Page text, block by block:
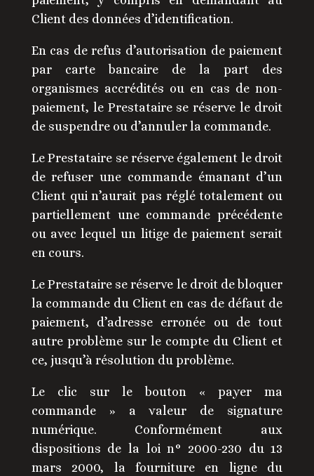
Client des données d’identification.
En cas de refus d’autorisation de paiement
par carte bancaire de la part des
organismes accrédités ou en cas de non-
paiement, le Prestataire se réserve le droit
de suspendre ou d’annuler la commande.
Le Prestataire se réserve également le droit
de refuser une commande émanant d’un
Client qui n’aurait pas réglé totalement ou
partiellement une commande précédente
ou avec lequel un litige de paiement serait
en cours.
Le Prestataire se réserve le droit de bloquer
la commande du Client en cas de défaut de
paiement, d’adresse erronée ou de tout
autre problème sur le compte du Client et
ce, jusqu’à résolution du problème.
Le clic sur le bouton « payer ma
commande » a valeur de signature
numérique. Conformément aux
dispositions de la loi n° 2000-230 du 13
mars 2000, la fourniture en ligne du